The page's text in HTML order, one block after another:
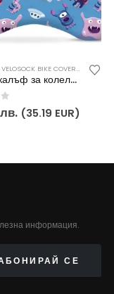
VELOSOCK BIKE COVERS
Детски калъф за колело VELOSOCK – LITTLEMONSTER
5
лв. (35.19 EUR)
информация.